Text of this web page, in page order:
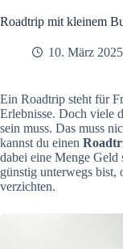
Roadtrip mit kleinem
10. März 2025
Ein Roadtrip steht für
Erlebnisse. Doch viele
sein muss. Das muss
kannst du einen
dabei eine Menge Geld
günstig unterwegs bist,
verzichten.